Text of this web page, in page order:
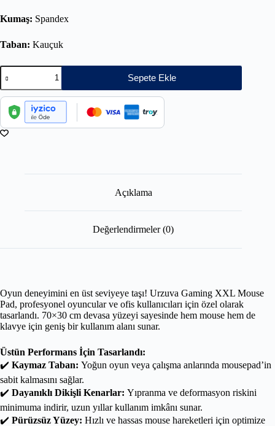
Kumaş: Spandex
Taban: Kauçuk
Sepete Ekle
Açıklama
Değerlendirmeler (0)
Oyun deneyimini en üst seviyeye taşı! Urzuva Gaming XXL Mouse
Pad, profesyonel oyuncular ve ofis kullanıcıları için özel olarak
tasarlandı. 70×30 cm devasa yüzeyi sayesinde hem mouse hem de
klavye için geniş bir kullanım alanı sunar.
Üstün Performans İçin Tasarlandı:
✔️ Kaymaz Taban: Yoğun oyun veya çalışma anlarında mousepad’in
sabit kalmasını sağlar.
✔️ Dayanıklı Dikişli Kenarlar: Yıpranma ve deformasyon riskini
minimuma indirir, uzun yıllar kullanım imkânı sunar.
✔️ Pürüzsüz Yüzey: Hızlı ve hassas mouse hareketleri için optimize